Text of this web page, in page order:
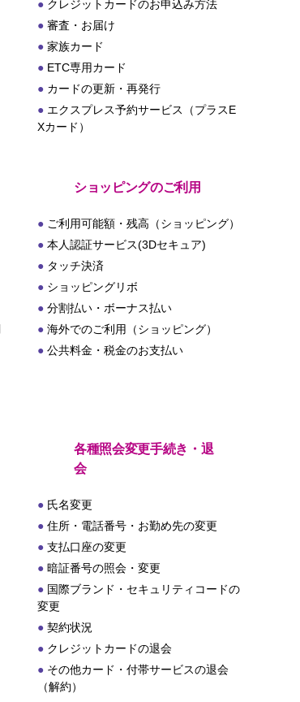
クレジットカードのお申込み方法
審査・お届け
家族カード
ETC専用カード
カードの更新・再発行
エクスプレス予約サービス（プラスE
Xカード）
ショッピングのご利用
ご利用可能額・残高（ショッピング）
本人認証サービス(3Dセキュア)
タッチ決済
ショッピングリボ
分割払い・ボーナス払い
海外でのご利用（ショッピング）
公共料金・税金のお支払い
各種照会変更手続き・退
会
氏名変更
住所・電話番号・お勤め先の変更
支払口座の変更
暗証番号の照会・変更
国際ブランド・セキュリティコードの
変更
契約状況
クレジットカードの退会
その他カード・付帯サービスの退会
（解約）